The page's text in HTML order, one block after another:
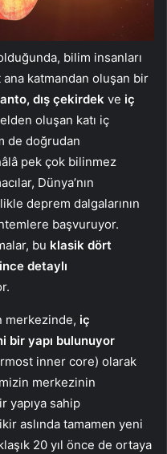
bilim insanları
katmandan oluşan bir
dış çekirdek ve iç
oluşan katı iç
de doğrudan
pek çok bilinmez
Dünya’nın
deprem dalgalarının
başvuruyor.
bu klasik dört
detaylı
merkezinde, iç
bir yapı bulunuyor
inner core) olarak
merkezinin
yapıya sahip
aslında tamamen yeni
20 yıl önce de ortaya